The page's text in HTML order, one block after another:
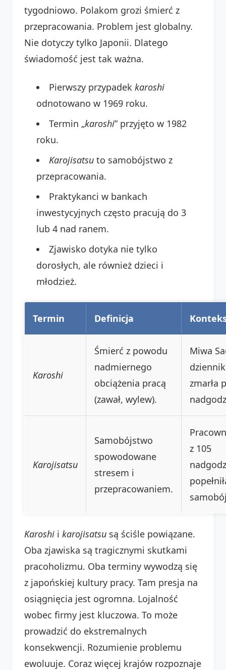
tygodniowo. Polakom grozi śmierć z
przepracowania. Problem jest globalny.
Nie dotyczy tylko Japonii. Dlatego
świadomość jest tak ważna.
Pierwszy przypadek karoshi
odnotowano w 1969 roku.
Termin „karoshi” przyjęto w 1982
roku.
Karojisatsu to samobójstwo z
przepracowania.
Praktykanci w bankach
inwestycyjnych często pracują do 3
lub 4 nad ranem.
Zjawisko dotyka nie tylko
dorosłych, ale również dzieci i
młodzież.
Termin Definicja
Karoshi
Śmierć z powodu
nadmiernego
obciążenia pracą
(zawał, wylew).
Miwa
zmarła
Karojisatsu
Samobójstwo
spowodowane
stresem i
przepracowaniem.
z 105
Karoshi i karojisatsu są ściśle powiązane.
Oba zjawiska są tragicznymi skutkami
pracoholizmu. Oba terminy wywodzą się
z japońskiej kultury pracy. Tam presja na
osiągnięcia jest ogromna. Lojalność
wobec firmy jest kluczowa. To może
prowadzić do ekstremalnych
konsekwencji. Rozumienie problemu
ewoluuje. Coraz więcej krajów rozpoznaje